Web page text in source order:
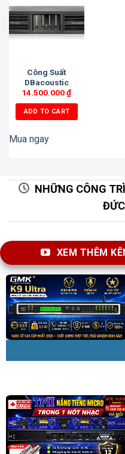
Công Suất
DBacoustic
PAX-8004
14.500.000₫
ADD TO CART
Mua ngay
NHỮNG CÔNG
XEM THÊM